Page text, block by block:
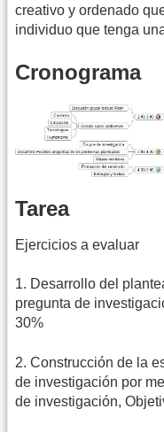
creativo y ordenado
individuo que tenga
Cronograma
Tarea
Ejercicios a evaluar
1. Desarrollo del
pregunta de
30%
2. Construcción de la
de investigación por
de investigación,